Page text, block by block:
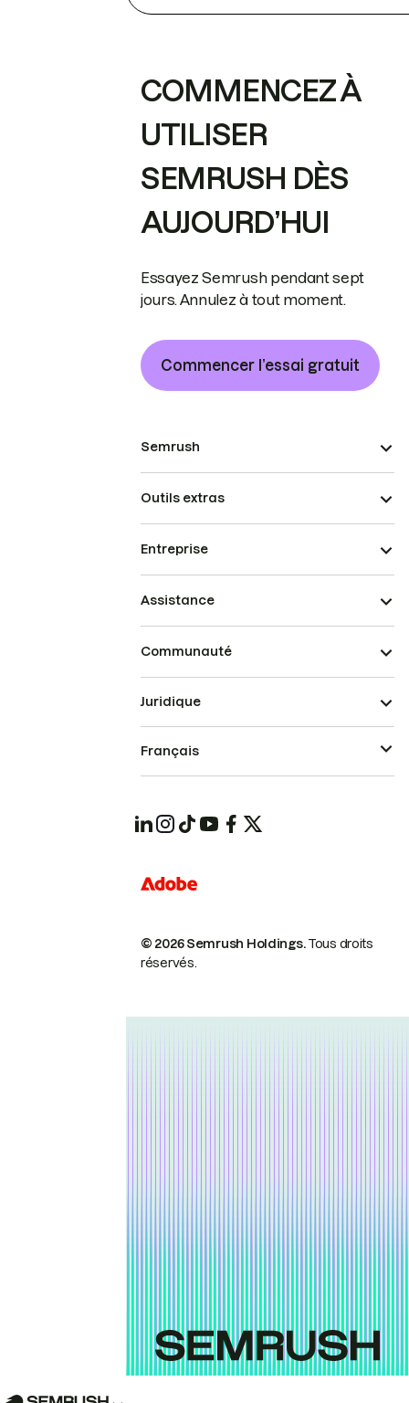
COMMENCEZ À
UTILISER
SEMRUSH DÈS
AUJOURD’HUI
Essayez Semrush pendant sept
jours. Annulez à tout moment.
Commencer l’essai gratuit
Semrush
Outils extras
Entreprise
Assistance
Communauté
© 2026 Semrush Holdings.Tous droits
réservés.
Juridique
Français